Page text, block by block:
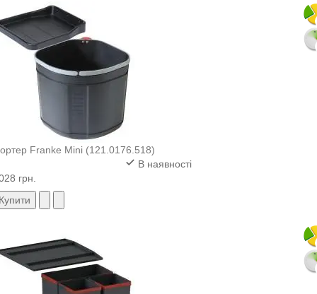
Franke Mini (121.0176.518)
В наявності
грн.